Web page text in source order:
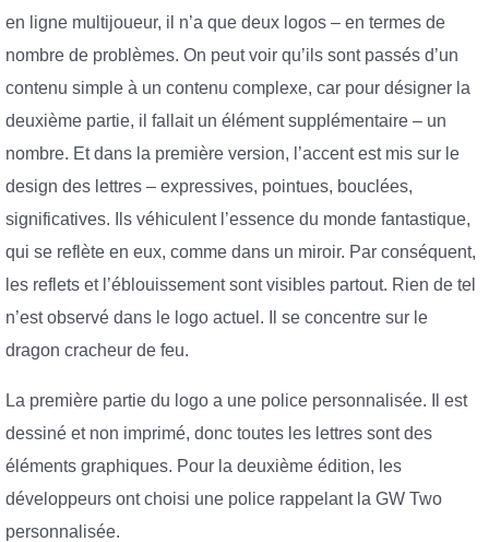
en ligne multijoueur, il n’a que deux logos – en termes de
nombre de problèmes. On peut voir qu’ils sont passés d’un
contenu simple à un contenu complexe, car pour désigner la
deuxième partie, il fallait un élément supplémentaire – un
nombre. Et dans la première version, l’accent est mis sur le
design des lettres – expressives, pointues, bouclées,
significatives. Ils véhiculent l’essence du monde fantastique,
qui se reflète en eux, comme dans un miroir. Par conséquent,
les reflets et l’éblouissement sont visibles partout. Rien de tel
n’est observé dans le logo actuel. Il se concentre sur le
dragon cracheur de feu.
La première partie du logo a une police personnalisée. Il est
dessiné et non imprimé, donc toutes les lettres sont des
éléments graphiques. Pour la deuxième édition, les
développeurs ont choisi une police rappelant la GW Two
personnalisée.